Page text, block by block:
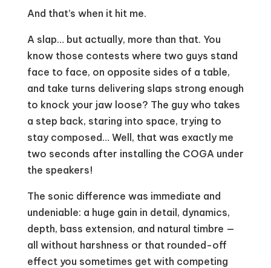
And that’s when it hit me.
A slap… but actually, more than that. You
know those contests where two guys stand
face to face, on opposite sides of a table,
and take turns delivering slaps strong enough
to knock your jaw loose? The guy who takes
a step back, staring into space, trying to
stay composed… Well, that was exactly me
two seconds after installing the COGA under
the speakers!
The sonic difference was immediate and
undeniable: a huge gain in detail, dynamics,
depth, bass extension, and natural timbre —
all without harshness or that rounded-off
effect you sometimes get with competing